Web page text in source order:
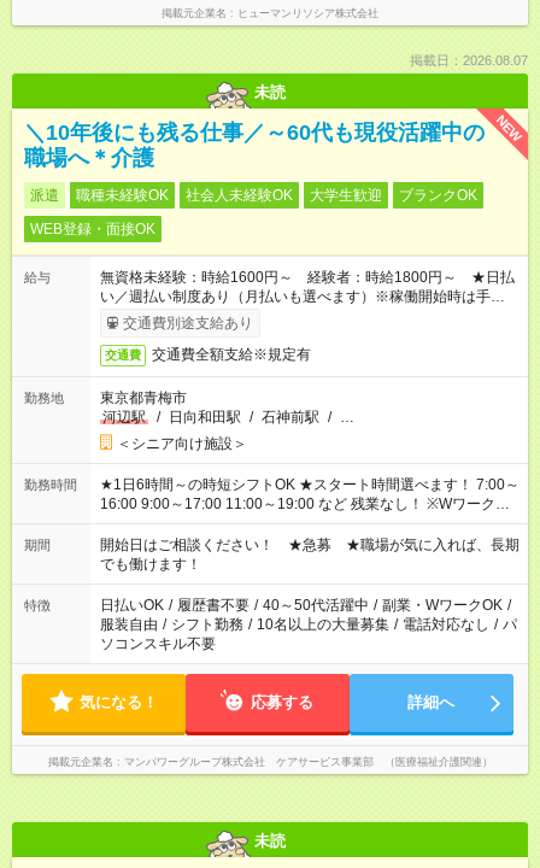
掲載元企業名 ヒューマンリソシア株式会社
掲載日：2026.08.07
未読
NEW
＼10年後にも残る仕事／～60代も現役活躍中の
職場へ＊介護
派遣 職種未経験OK 社会人未経験OK 大学生歓迎
ブランクOK
WEB登録・面接OK
給与
無資格未経験：時給1600円～ 経験者：時給1800円～ ★日払
い／週払い制度あり（月払いも選べます）※稼働開始時は手続き
完了次第のお支払いとなります。
交通費別途支給あり
交通費 交通費全額支給※規定有
勤務地
東京都青梅市
河辺駅
/ 日向和田駅 / 石神前駅 / …
＜シニア向け施設＞
勤務時間
★1日6時間～の時短シフトOK ★スタート時間選べます！ 7:00～
16:00 9:00～17:00 11:00～19:00 など 残業なし！ ※Wワークの
場合、他のお仕事と合わせ週40時間超の就業はご案内できませ
ん ※法令に基づき、週20時間以上勤務は社会保険への加入対象
となります ※労働者派遣法（日雇い派遣の原則禁止）により、
短時間・短期間の就業はご案内が難しい場合があります
期間
開始日はご相談ください！ ★急募 ★職場が気に入れば、長期
でも働けます！
特徴 日払いOK / 履歴書不要 / 40～50代活躍中 / 副業・WワークOK /
服装自由 / シフト勤務 / 10名以上の大量募集 / 電話対応なし / パ
ソコンスキル不要
気になる！ 応募する 詳細へ
掲載元企業名 マンパワーグループ株式会社 ケアサービス事業部 （医療福祉介護関連）
未読